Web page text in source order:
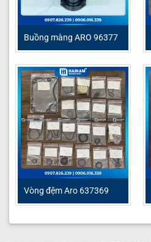
Buồng màng ARO 96377
Vòng đệm Aro 637369